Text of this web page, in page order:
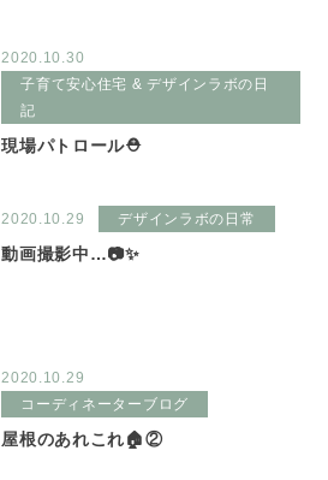
2020.10.30
子育て安心住宅 & デザインラボの日
記
現場パトロール⛑
2020.10.29 デザインラボの日常
動画撮影中…📷✨
2020.10.29
コーディネーターブログ
屋根のあれこれ🏠②